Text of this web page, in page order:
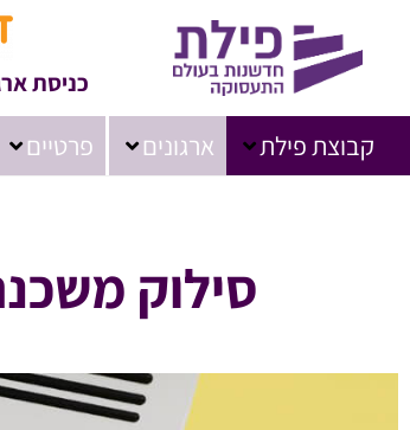
כניסת
קבוצת פילת ארגונים פרטיים
סילוק